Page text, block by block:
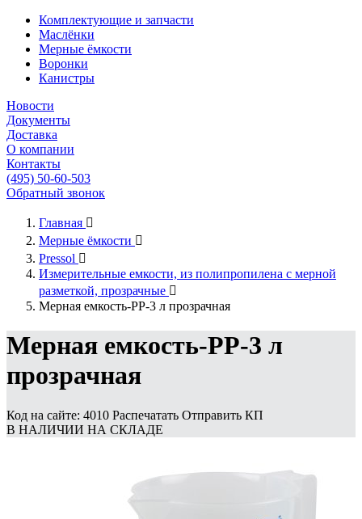
Комплектующие и запчасти
Маслёнки
Мерные ёмкости
Воронки
Канистры
Новости
Документы
Доставка
О компании
Контакты
(495) 50-60-503
Обратный звонок
Главная 
Мерные ёмкости 
Pressol 
Измерительные емкости, из полипропилена с мерной
разметкой, прозрачные 
Мерная емкость-PP-3 л прозрачная
Мерная емкость-PP-3 л
прозрачная
Код на сайте: 4010 Распечатать Отправить КП
В НАЛИЧИИ НА СКЛАДЕ